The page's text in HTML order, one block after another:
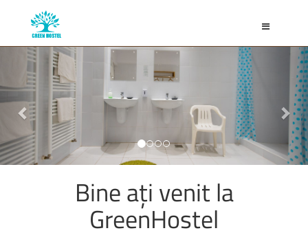
Toggle
Previous
Bine ați venit la
GreenHostel